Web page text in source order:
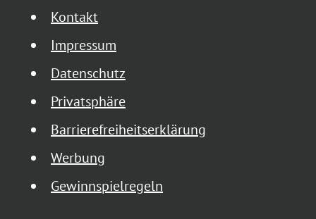
Kontakt
Impressum
Datenschutz
Privatsphäre
Barrierefreiheitserklärung
Werbung
Gewinnspielregeln